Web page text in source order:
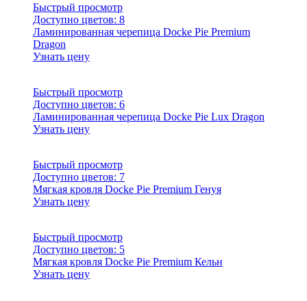
Быстрый просмотр
Доступно цветов: 8
Ламинированная черепица Docke Pie Premium
Dragon
Узнать цену
Быстрый просмотр
Доступно цветов: 6
Ламинированная черепица Docke Pie Lux Dragon
Узнать цену
Быстрый просмотр
Доступно цветов: 7
Мягкая кровля Docke Pie Premium Генуя
Узнать цену
Быстрый просмотр
Доступно цветов: 5
Мягкая кровля Docke Pie Premium Кельн
Узнать цену